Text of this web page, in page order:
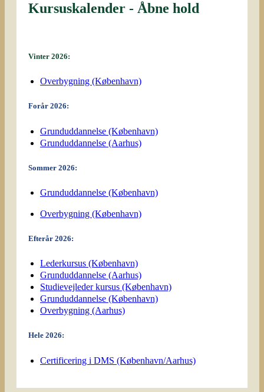
Kursuskalender - Åbne hold
Vinter 2026:
Overbygning (København)
Forår 2026:
Grunduddannelse (København)
Grunduddannelse (Aarhus)
Sommer 2026:
Grunduddannelse (København)
Overbygning (København)
Efterår 2026:
Lederkursus (København)
Grunduddannelse (Aarhus)
Studievejleder kursus (København)
Grunduddannelse (København)
Overbygning (Aarhus)
Hele 2026:
Certificering i DMS (København/Aarhus)